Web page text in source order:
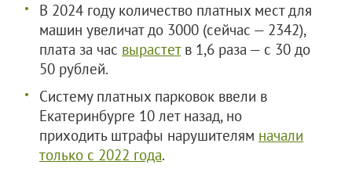
В 2024 году количество платных мест для
машин увеличат до 3000 (сейчас — 2342),
плата за час вырастетв 1,6 раза — с 30 до
50 рублей.
Систему платных парковок ввели в
Екатеринбурге 10 лет назад, но
приходить штрафы нарушителям начали
только с 2022 года.